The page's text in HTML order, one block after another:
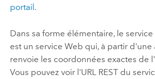
portail .
Dans sa forme élémentaire, le
est un service Web qui, à partir d'une
renvoie les coordonnées exactes de
Vous pouvez voir l'URL REST du